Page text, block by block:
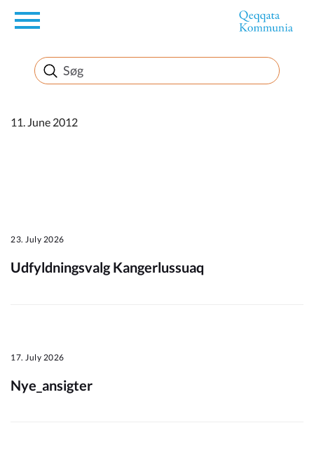
en
Borger
Erhverv
11. June 2012
23. July 2026
Udfyldningsvalg Kangerlussuaq
17. July 2026
Nye_ansigter